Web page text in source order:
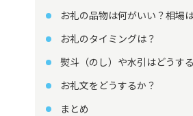
お礼の品物は何がいい？相場
お礼のタイミングは？
熨斗（のし）や水引はどうす
お礼文をどうするか？
まとめ